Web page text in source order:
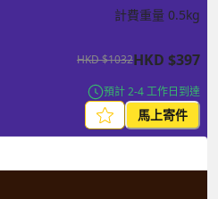
計費重量 0.5kg
HKD$1032HKD $397
預計 2-4 工作日到達
馬上寄件